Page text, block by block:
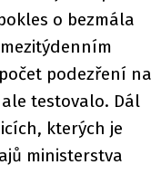
o bezmála
podezření na
testovalo. Dál
kterých je
ministerstva